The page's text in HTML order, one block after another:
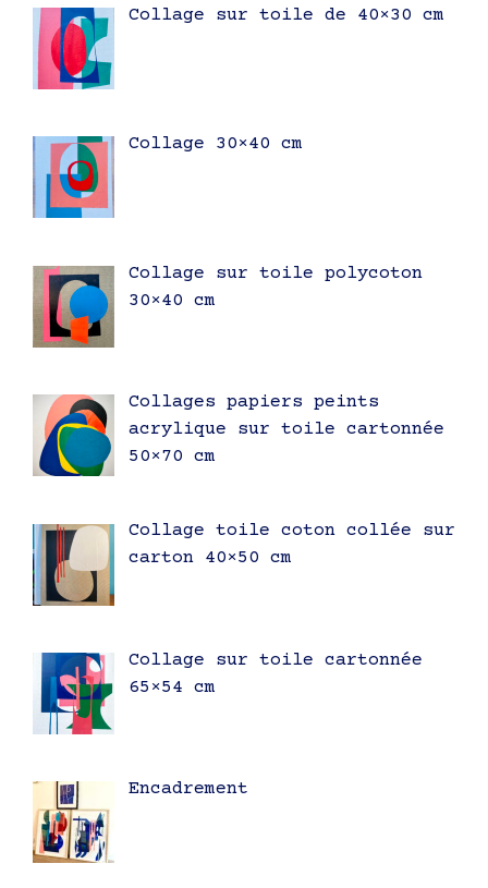
Collage sur toile de 40×30 cm
Collage 30×40 cm
Collage sur toile polycoton
30×40 cm
Collages papiers peints
acrylique sur toile cartonnée
50×70 cm
Collage toile coton collée sur
carton 40×50 cm
Collage sur toile cartonnée
65×54 cm
Encadrement